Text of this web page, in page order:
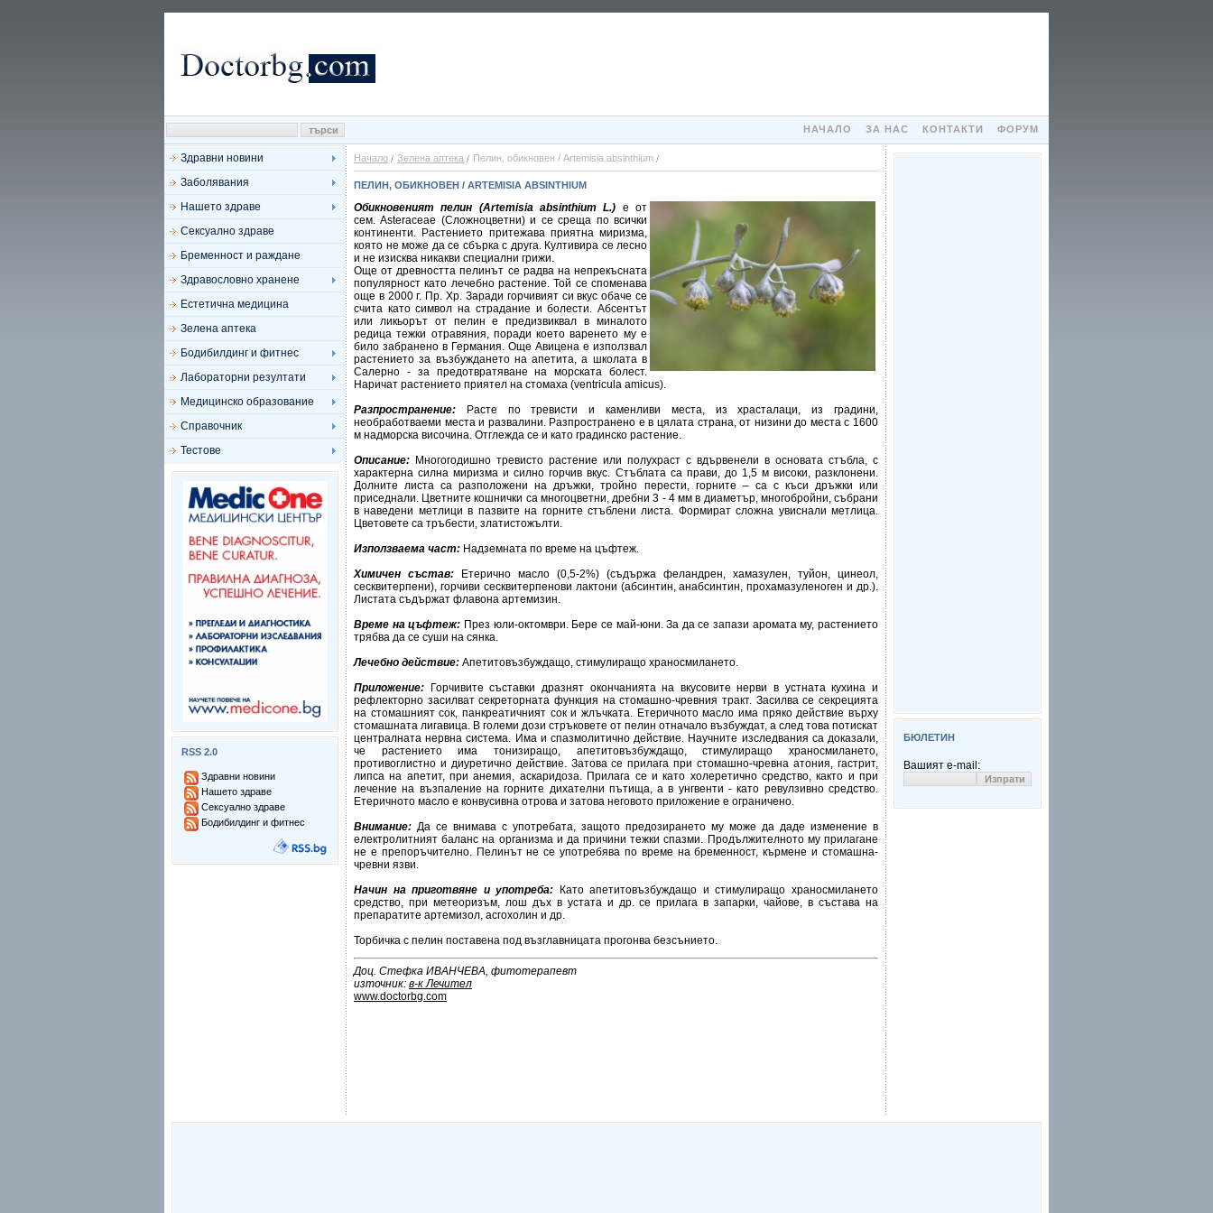
НАЧАЛО ЗА НАС КОНТАКТИ ФОРУМ
Здравни новини
Заболявания
Нашето здраве
Сексуално здраве
Бременност и раждане
Здравословно хранене
Естетична медицина
Зелена аптека
Бодибилдинг и фитнес
Лабораторни резултати
Медицинско образование
Справочник
Тестове
RSS 2.0
Здравни новини
Нашето здраве
Сексуално здраве
Бодибилдинг и фитнес
Начало Зелена аптека Пелин, обикновен / Artemisia absinthium
ПЕЛИН, ОБИКНОВЕН / ARTEMISIA ABSINTHIUM
Обикновеният пелин (Artemisia absinthium L.) е от
сем. Asteraceae (Сложноцветни) и се среща по всички
континенти. Растението притежава приятна миризма,
която не може да се сбърка с друга. Култивира се лесно
и не изисква никакви специални грижи.
Още от древността пелинът се радва на непрекъсната
популярност като лечебно растение. Той се споменава
още в 2000 г. Пр. Хр. Заради горчивият си вкус обаче се
счита като символ на страдание и болести. Абсентът
или ликьорът от пелин е предизвиквал в миналото
редица тежки отравяния, поради което варенето му е
било забранено в Германия. Още Авицена е използвал
растението за възбуждането на апетита, а школата в
Салерно - за предотвратяване на морската болест.
Наричат растението приятел на стомаха (ventricula amicus).
Разпространение: Расте по тревисти и каменливи места, из храсталаци, из градини,
необработваеми места и развалини. Разпространено е в цялата страна, от низини до места с 1600
м надморска височина. Отглежда се и като градинско растение.
Описание: Многогодишно тревисто растение или полухраст с вдървенели в основата стъбла, с
характерна силна миризма и силно горчив вкус. Стъблата са прави, до 1,5 м високи, разклонени.
Долните листа са разположени на дръжки, тройно перести, горните – са с къси дръжки или
приседнали. Цветните кошнички са многоцветни, дребни 3 - 4 мм в диаметър, многобройни, събрани
в наведени метлици в пазвите на горните стъблени листа. Формират сложна увиснали метлица.
Цветовете са тръбести, златистожълти.
Използваема част: Надземната по време на цъфтеж.
Химичен състав: Етерично масло (0,5-2%) (съдържа феландрен, хамазулен, туйон, цинеол,
сесквитерпени), горчиви сесквитерпенови лактони (абсинтин, анабсинтин, прохамазуленоген и др.).
Листата съдържат флавона артемизин.
Време на цъфтеж: През юли-октомври. Бере се май-юни. За да се запази аромата му, растението
трябва да се суши на сянка.
Лечебно действие: Апетитовъзбуждащо, стимулиращо храносмилането.
Приложение: Горчивите съставки дразнят окончанията на вкусовите нерви в устната кухина и
рефлекторно засилват секреторната функция на стомашно-чревния тракт. Засилва се секрецията
на стомашният сок, панкреатичният сок и жлъчката. Етеричното масло има пряко действие върху
стомашната лигавица. В големи дози стръковете от пелин отначало възбуждат, а след това потискат
централната нервна система. Има и спазмолитично действие. Научните изследвания са доказали,
че растението има тонизиращо, апетитовъзбуждащо, стимулиращо храносмилането,
противоглистно и диуретично действие. Затова се прилага при стомашно-чревна атония, гастрит,
липса на апетит, при анемия, аскаридоза. Прилага се и като холеретично средство, както и при
лечение на възпаление на горните дихателни пътища, а в унгвенти - като ревулзивно средство.
Етеричното масло е конвусивна отрова и затова неговото приложение е ограничено.
Внимание: Да се внимава с употребата, защото предозирането му може да даде изменение в
електролитният баланс на организма и да причини тежки спазми. Продължителното му прилагане
не е препоръчително. Пелинът не се употребява по време на бременност, кърмене и стомашна-
чревни язви.
Начин на приготвяне и употреба: Като апетитовъзбуждащо и стимулиращо храносмилането
средство, при метеоризъм, лош дъх в устата и др. се прилага в запарки, чайове, в състава на
препаратите артемизол, асгохолин и др.
Торбичка с пелин поставена под възглавницата прогонва безсънието.
Доц. Стефка ИВАНЧЕВА, фитотерапевт
източник: в-к Лечител
www.doctorbg.com
БЮЛЕТИН
Вашият e-mail: